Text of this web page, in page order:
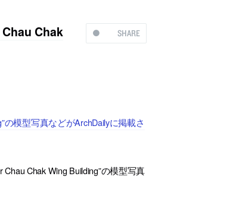
SHARE
Chak
模型写真などがArchDailyに掲載さ
Chak Wing Building”の模型写真